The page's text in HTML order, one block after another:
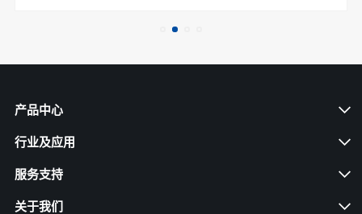
产品中心
行业及应用
服务支持
关于我们